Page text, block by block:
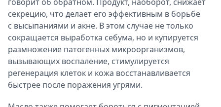
секрецию, что делает его эффективным в борьбе
с высыпаниями и акне. В этом случае не только
сокращается выработка себума, но и купируется
размножение патогенных микроорганизмов,
вызывающих воспаление, стимулируется
регенерация клеток и кожа восстанавливается
быстрее после поражения угрями.